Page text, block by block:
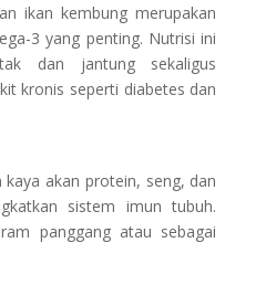
ikan kembung merupakan
3 yang penting. Nutrisi ini
dan jantung sekaligus
kronis seperti diabetes dan
akan protein, seng, dan
sistem imun tubuh.
panggang atau sebagai